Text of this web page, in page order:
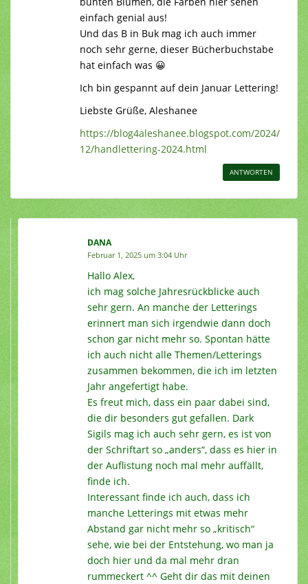
einfach genial aus!
Und das B in Buk mag ich auch immer
noch sehr gerne, dieser Bücherbuchstabe
hat einfach was 😀
Ich bin gespannt auf dein Januar Lettering!
Liebste Grüße, Aleshanee
https://blog4aleshanee.blogspot.com/2024/
12/handlettering-2024.html
ANTWORTEN
DANA
Februar 1, 2025 um 3:04 Uhr
Hallo Alex,
ich mag solche Jahresrückblicke auch
sehr gern. An manche der Letterings
erinnert man sich irgendwie dann doch
schon gar nicht mehr so. Spontan hätte
ich auch nicht alle Themen/Letterings
zusammen bekommen, die ich im letzten
Jahr angefertigt habe.
Es freut mich, dass ein paar dabei sind,
die dir besonders gut gefallen. Dark
Sigils mag ich auch sehr gern, es ist von
der Schriftart so „anders“, dass es hier in
der Auflistung noch mal mehr auffällt,
finde ich.
Interessant finde ich auch, dass ich
manche Letterings mit etwas mehr
Abstand gar nicht mehr so „kritisch“
sehe, wie bei der Entstehung, wo man ja
doch hier und da mal mehr dran
rummeckert ^^ Geht dir das mit deinen